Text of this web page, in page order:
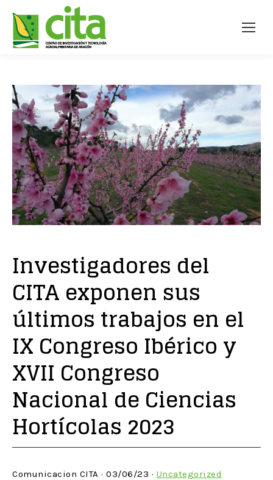
Investigadores del
CITA exponen sus
últimos trabajos en el
IX Congreso Ibérico y
XVII Congreso
Nacional de Ciencias
Hortícolas 2023
Comunicacion CITA · 03/06/23 · Uncategorized